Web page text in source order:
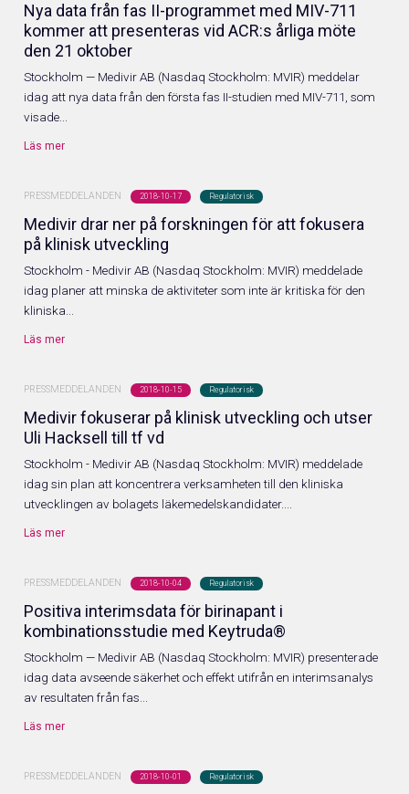
Nya data från fas II-programmet med MIV-711
kommer att presenteras vid ACR:s årliga möte
den 21 oktober
Stockholm — Medivir AB (Nasdaq Stockholm: MVIR) meddelar
idag att nya data från den första fas II-studien med MIV-711, som
visade...
Läs mer
PRESSMEDDELANDEN 2018-10-17 Regulatorisk
Medivir drar ner på forskningen för att fokusera
på klinisk utveckling
Stockholm - Medivir AB (Nasdaq Stockholm: MVIR) meddelade
idag planer att minska de aktiviteter som inte är kritiska för den
kliniska...
Läs mer
PRESSMEDDELANDEN 2018-10-15 Regulatorisk
Medivir fokuserar på klinisk utveckling och utser
Uli Hacksell till tf vd
Stockholm - Medivir AB (Nasdaq Stockholm: MVIR) meddelade
idag sin plan att koncentrera verksamheten till den kliniska
utvecklingen av bolagets läkemedelskandidater....
Läs mer
PRESSMEDDELANDEN 2018-10-04 Regulatorisk
Positiva interimsdata för birinapant i
kombinationsstudie med Keytruda®
Stockholm — Medivir AB (Nasdaq Stockholm: MVIR) presenterade
idag data avseende säkerhet och effekt utifrån en interimsanalys
av resultaten från fas...
Läs mer
PRESSMEDDELANDEN 2018-10-01 Regulatorisk